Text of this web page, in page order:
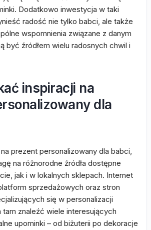
Dodatkowo inwestycja w taki
radość nie tylko babci, ale także
wspomnienia związane z danym
być źródłem wielu radosnych chwil i
inspiracji na
dla
prezent personalizowany dla babci,
na różnorodne źródła dostępne
jak i w lokalnych sklepach. Internet
sprzedażowych oraz stron
się w personalizacji
znaleźć wiele interesujących
upominki – od biżuterii po dekoracje